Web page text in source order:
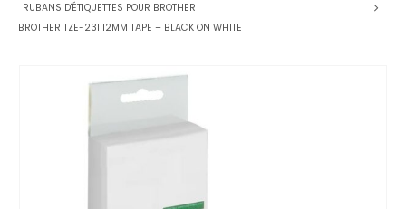
RUBANS D'ÉTIQUETTES POUR BROTHER
BROTHER TZE-231 12MM TAPE – BLACK ON WHITE